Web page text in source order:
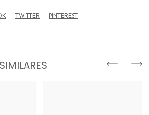
TWITTER PINTEREST